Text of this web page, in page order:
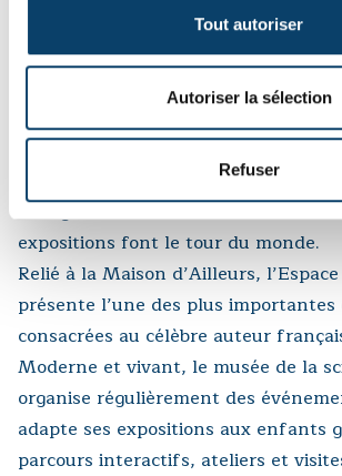
Tout autoriser
Autoriser la sélection
Refuser
Situé au centre d’Yverdon-les-
d’Ailleurs est le seul musée suisse
curieux de nature, à voyager autour
gravité où la science et l’art sont
l’imagination. Plébiscitées
expositions font le tour du monde.
Relié à la Maison d’Ailleurs,
présente l’une des plus
consacrées au célèbre auteur
Moderne et vivant, le musée de la
organise régulièrement des
adapte ses expositions aux enfants
parcours interactifs, ateliers et